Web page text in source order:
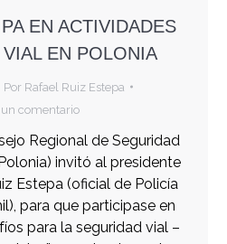
EN ACTIVIDADES
EN POLONIA
Por Rafael Ruiz Estepa
un comentario
Regional de Seguridad
invitó al presidente
Estepa (oficial de Policía
para que participase en
para la seguridad vial –